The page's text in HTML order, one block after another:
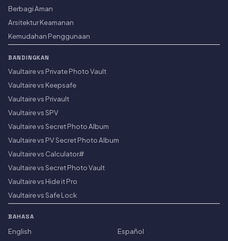
Berbagi Aman
Arsitektur Keamanan
Kemudahan Penggunaan
BANDINGKAN
Vaultaire vs Private Photo Vault
Vaultaire vs Keepsafe
Vaultaire vs Privault
Vaultaire vs SPV
Vaultaire vs Secret Photo Album
Vaultaire vs PV Secret Photo Album
Vaultaire vs Calculator#
Vaultaire vs Secret Photo Vault
Vaultaire vs Hide it Pro
Vaultaire vs Safe Lock
BAHASA
English
Español